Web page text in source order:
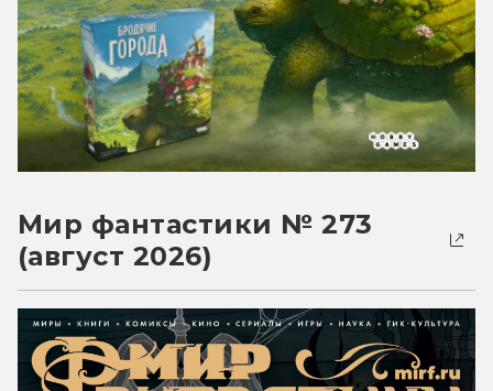
Мир фантастики № 273
(август 2026)